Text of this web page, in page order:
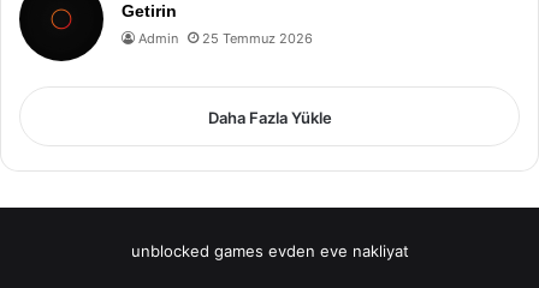
Getirin
Admin 25 Temmuz 2026
Daha Fazla Yükle
unblocked games evden eve nakliyat